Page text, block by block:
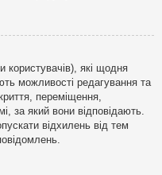
користувачів), які щодня
можливості редагування та
переміщення,
за який вони відповідають.
відхилень від тем